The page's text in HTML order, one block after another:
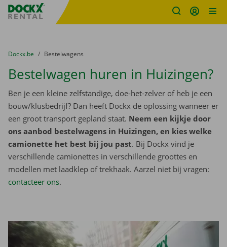
Fratello DEMO
U bevindt zich hier:
van
Dockx.be naar
Bestelwagens
Bestelwagen huren in Huizingen?
Ben je een kleine zelfstandige, doe-het-zelver of heb je een
bouw/klusbedrijf? Dan heeft Dockx de oplossing wanneer er
een groot transport gepland staat. Neem een kijkje door
ons aanbod bestelwagens in Huizingen, en kies welke
camionette het best bij jou past. Bij Dockx vind je
verschillende camionettes in verschillende groottes en
modellen met laadklep of trekhaak. Aarzel niet bij vragen:
contacteer ons.